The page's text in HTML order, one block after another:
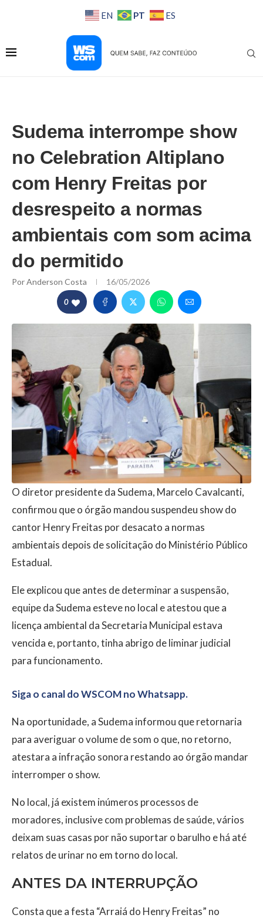
EN PT ES
Sudema interrompe show
no Celebration Altiplano
com Henry Freitas por
desrespeito a normas
ambientais com som acima
do permitido
PorAnderson Costa 16/05/2026
0
O diretor presidente da Sudema, Marcelo Cavalcanti,
confirmou que o órgão mandou suspendeu show do
cantor Henry Freitas por desacato a normas
ambientais depois de solicitação do Ministério Público
Estadual.
Ele explicou que antes de determinar a suspensão,
equipe da Sudema esteve no local e atestou que a
licença ambiental da Secretaria Municipal estava
vencida e, portanto, tinha abrigo de liminar judicial
para funcionamento.
Siga o canal do WSCOM no Whatsapp.
Na oportunidade, a Sudema informou que retornaria
para averiguar o volume de som o que, no retorno,
atestara a infração sonora restando ao órgão mandar
interromper o show.
No local, já existem inúmeros processos de
moradores, inclusive com problemas de saúde, vários
deixam suas casas por não suportar o barulho e há até
relatos de urinar no em torno do local.
ANTES DA INTERRUPÇÃO
Consta que a festa “Arraiá do Henry Freitas” no